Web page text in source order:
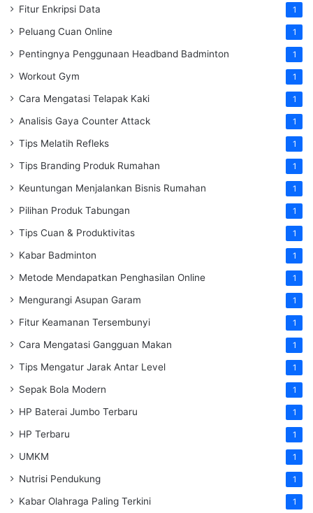
Fitur Enkripsi Data 1
Peluang Cuan Online 1
Pentingnya Penggunaan Headband Badminton 1
Workout Gym 1
Cara Mengatasi Telapak Kaki 1
Analisis Gaya Counter Attack 1
Tips Melatih Refleks 1
Tips Branding Produk Rumahan 1
Keuntungan Menjalankan Bisnis Rumahan 1
Pilihan Produk Tabungan 1
Tips Cuan & Produktivitas 1
Kabar Badminton 1
Metode Mendapatkan Penghasilan Online 1
Mengurangi Asupan Garam 1
Fitur Keamanan Tersembunyi 1
Cara Mengatasi Gangguan Makan 1
Tips Mengatur Jarak Antar Level 1
Sepak Bola Modern 1
HP Baterai Jumbo Terbaru 1
HP Terbaru 1
UMKM 1
Nutrisi Pendukung 1
Kabar Olahraga Paling Terkini 1